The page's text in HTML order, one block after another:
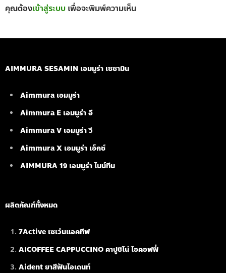
คุณต้องเข้าสู่ระบบ เพื่อจะพิมพ์ความเห็น
AIMMURA SESAMIN เอมมูร่า เซซามิน
Aimmura เอมมูร่า
Aimmura E เอมมูร่า อี
Aimmura V เอมมูร่า วี
Aimmura X เอมมูร่า เอ็กซ์
AIMMURA 19 เอมมูร่า ไนน์ทีน
ผลิตภัณฑ์ทั้งหมด
7Active เซเว่นแอคทีฟ
AICOFFEE CAPPUCCINO คาปูชิโน่ ไอคอฟฟี่
Aident ยาสีฟันไอเดนท์